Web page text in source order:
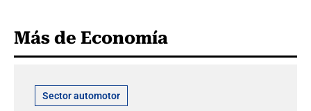
Más de Economía
Sector automotor